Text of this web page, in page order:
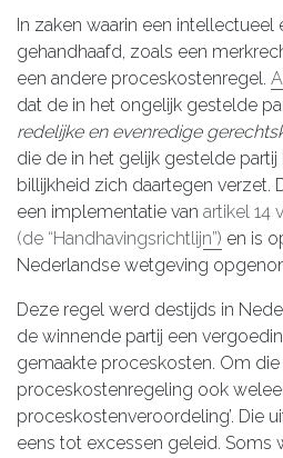
In zaken waarin een
gehandhaafd, zoals een
een andere proceskostenregel.
dat de in het ongelijk gestelde
redelijke en evenredige
die de in het gelijk gestelde
billijkheid zich daartegen verzet.
een implementatie van artikel 14
(de “Handhavingsrichtlijn”) en is
Nederlandse wetgeving
Deze regel werd destijds in
de winnende partij een
gemaakte proceskosten. Om
proceskostenregeling ook
proceskostenveroordeling’. Die
eens tot excessen geleid. Soms